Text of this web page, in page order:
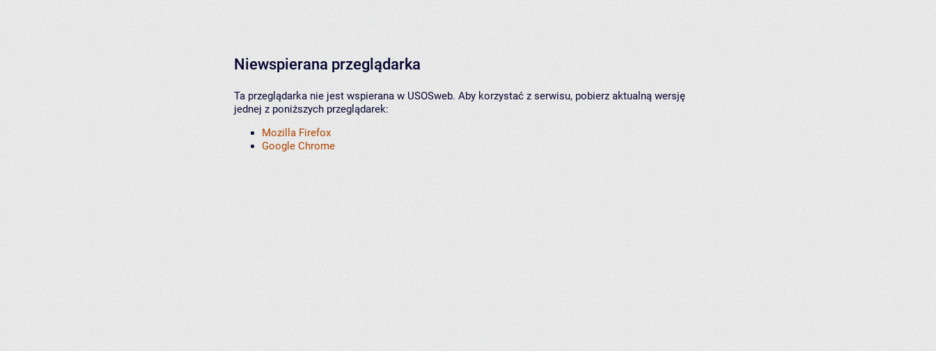
Niewspierana przeglądarka
Ta przeglądarka nie jest wspierana w USOSweb. Aby korzystać z serwisu, pobierz aktualną wersję
jednej z poniższych przeglądarek:
Mozilla Firefox
Google Chrome